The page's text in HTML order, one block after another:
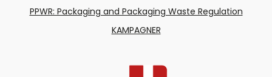
PPWR: Packaging and Packaging Waste Regulation
KAMPAGNER